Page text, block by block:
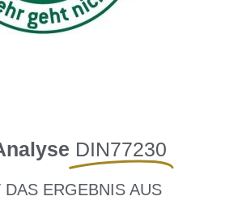
DIN77230
DAS ERGEBNIS AUS